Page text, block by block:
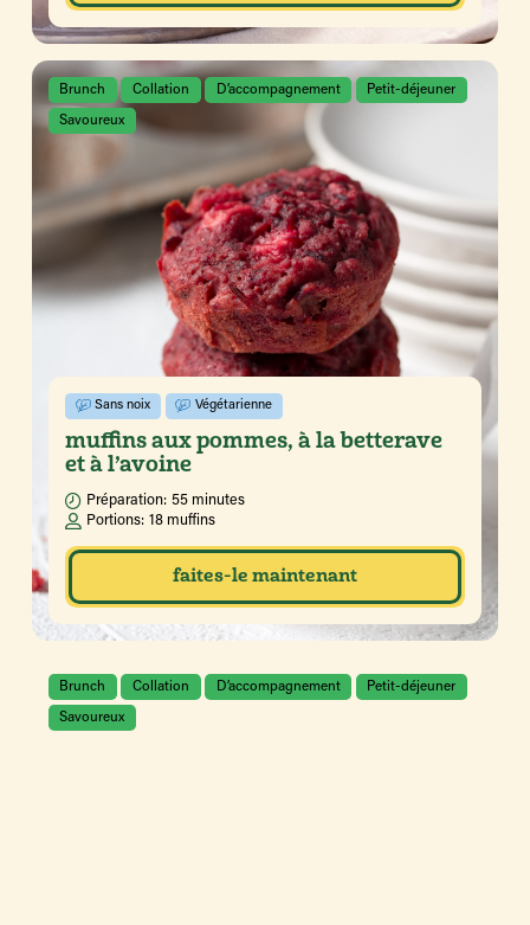
Brunch Collation D’accompagnement Petit-déjeuner
Savoureux
Sans noix Végétarienne
muffins aux pommes, à la betterave
et à l’avoine
Préparation: 55 minutes
Portions:
18 muffins
faites-le maintenant
Brunch Collation D’accompagnement Petit-déjeuner
Savoureux